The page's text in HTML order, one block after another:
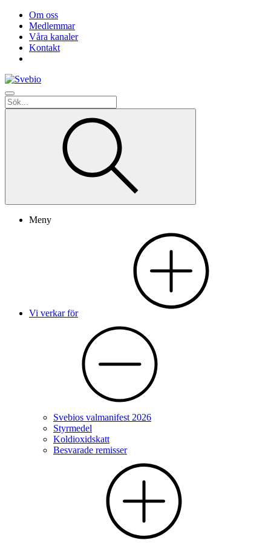
Om oss
Medlemmar
Våra kanaler
Kontakt
Meny
Vi verkar för
Svebios valmanifest 2026
Styrmedel
Koldioxidskatt
Besvarade remisser